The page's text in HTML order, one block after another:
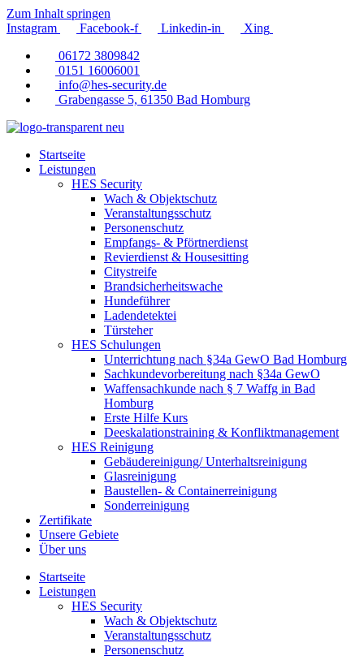
Zum Inhalt springen
Instagram
Facebook-f Linkedin-in
Xing
06172 3809842
0151 16006001
info@hes-security.de
Grabengasse 5, 61350 Bad Homburg
Startseite
Leistungen
HES Security
Wach & Objektschutz
Veranstaltungsschutz
Personenschutz
Empfangs- & Pförtnerdienst
Revierdienst & Housesitting
Citystreife
Brandsicherheitswache
Hundeführer
Ladendetektei
Türsteher
HES Schulungen
Unterrichtung nach §34a GewO Bad Homburg
Sachkundevorbereitung nach §34a GewO
Waffensachkunde nach § 7 Waffg in Bad
Homburg
Erste Hilfe Kurs
Deeskalationstraining & Konfliktmanagement
HES Reinigung
Gebäudereinigung/ Unterhaltsreinigung
Glasreinigung
Baustellen- & Containerreinigung
Sonderreinigung
Zertifikate
Unsere Gebiete
Über uns
Startseite
Leistungen
HES Security
Wach & Objektschutz
Veranstaltungsschutz
Personenschutz